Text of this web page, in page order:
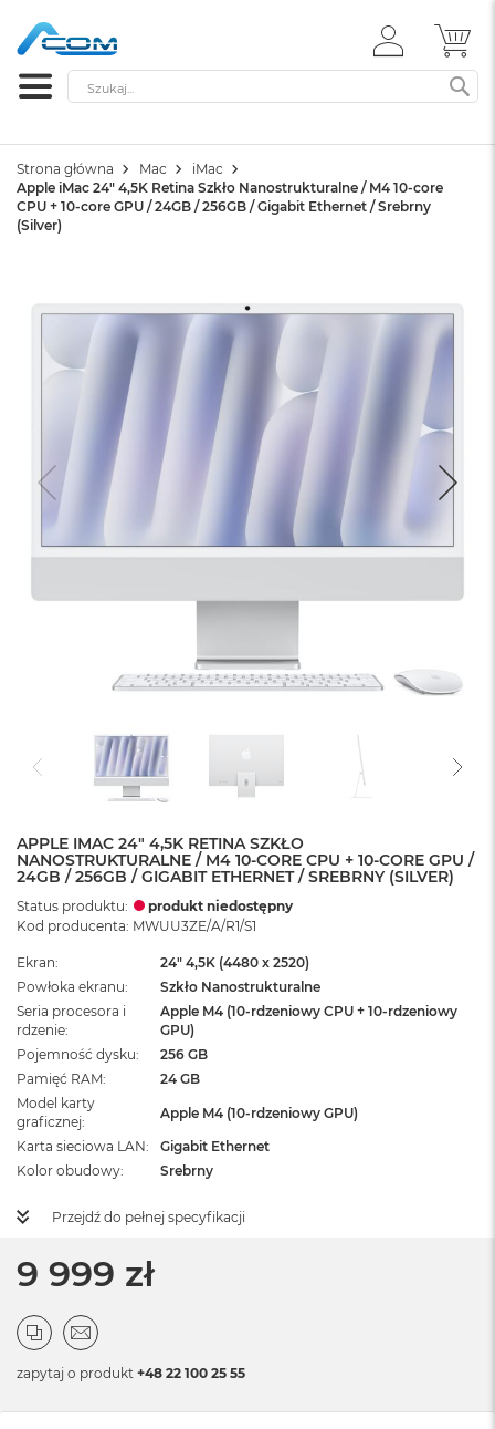
ZALOGUJ
SIĘ
Szukaj
Strona główna Mac
iMac
Apple iMac 24" 4,5K Retina Szkło Nanostrukturalne / M4 10-core
CPU + 10-core GPU / 24GB / 256GB / Gigabit Ethernet / Srebrny
(Silver)
APPLE IMAC 24" 4,5K RETINA SZKŁO
NANOSTRUKTURALNE / M4 10-CORE CPU + 10-CORE GPU /
24GB / 256GB / GIGABIT ETHERNET / SREBRNY (SILVER)
Status produktu:
produkt niedostępny
Kod producenta: MWUU3ZE/A/R1/S1
Ekran
24" 4,5K (4480 x 2520)
Powłoka ekranu
Szkło Nanostrukturalne
Seria procesora i
rdzenie
Apple M4 (10-rdzeniowy CPU + 10-rdzeniowy
GPU)
Pojemność dysku
256 GB
Pamięć RAM
24 GB
Model karty
graficznej
Apple M4 (10-rdzeniowy GPU)
Karta sieciowa LAN
Gigabit Ethernet
Kolor obudowy
Srebrny
Przejdź do pełnej specyfikacji
9 999 zł
zapytaj o produkt +48 22 100 25 55